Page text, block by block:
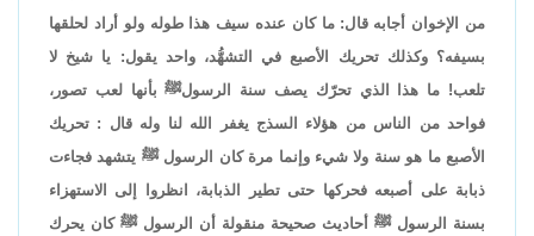
من الإخوان أجابه قال: ما كان عنده سيف هذا طوله ولو أراد لحلقها
بسيفه؟ وكذلك تحريك الأصبع في التشهُّد، واحد يقول: يا شيخ لا
تلعب! ما هذا الذي تحرّك يصف سنة الرسولﷺ بأنها لعب تصور،
فواحد من الناس من هؤلاء السذج يغفر الله لنا وله قال : تحريك
الأصبع ما هو سنة ولا شيء وإنما مرة كان الرسول ﷺ يتشهد فجاءت
ذبابة على أصبعه فحركها حتى تطير الذبابة، انظروا إلى الاستهزاء
بسنة الرسول ﷺ أحاديث صحيحة منقولة أن الرسول ﷺ كان يحرك